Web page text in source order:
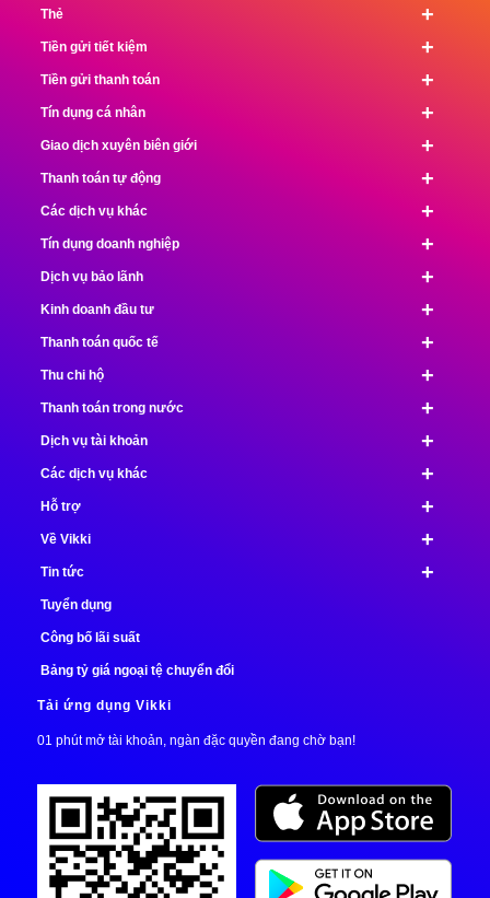
+
Thẻ
+
Tiền gửi tiết kiệm
+
Tiền gửi thanh toán
+
Tín dụng cá nhân
+
Giao dịch xuyên biên giới
+
Thanh toán tự động
+
Các dịch vụ khác
+
Tín dụng doanh nghiệp
+
Dịch vụ bảo lãnh
+
Kinh doanh đầu tư
+
Thanh toán quốc tế
+
Thu chi hộ
+
Thanh toán trong nước
+
Dịch vụ tài khoản
+
Các dịch vụ khác
+
Hỗ trợ
+
Về Vikki
+
Tin tức
Tuyển dụng
Công bố lãi suất
Bảng tỷ giá ngoại tệ chuyển đổi
Tải ứng dụng Vikki
01 phút mở tài khoản, ngàn đặc quyền đang chờ bạn!